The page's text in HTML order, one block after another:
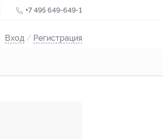
+7 495 649-649-1
Вход / Регистрация